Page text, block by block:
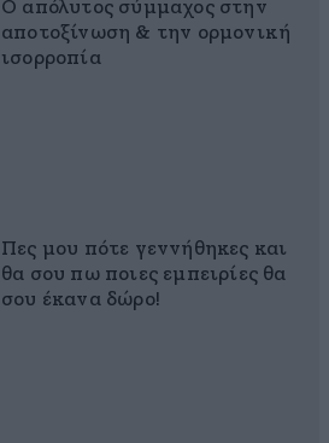
Ο απόλυτος σύμμαχος στην
αποτοξίνωση & την ορμονική
ισορροπία
Πες μου πότε γεννήθηκες και
θα σου πω ποιες εμπειρίες θα
σου έκανα δώρο!